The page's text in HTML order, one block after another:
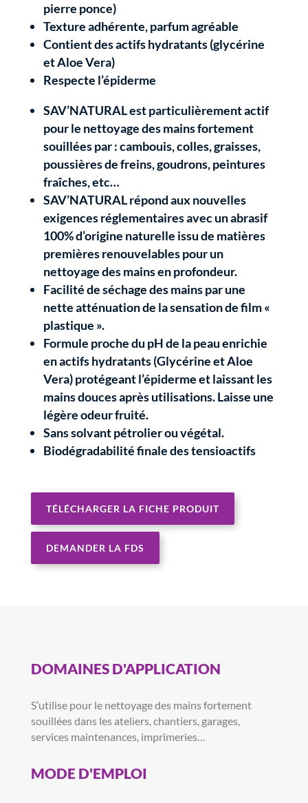
pierre ponce)
Texture adhérente, parfum agréable
Contient des actifs hydratants (glycérine
et Aloe Vera)
Respecte l’épiderme
SAV’NATURAL est particulièrement actif
pour le nettoyage des mains fortement
souillées par : cambouis, colles, graisses,
poussières de freins, goudrons, peintures
fraîches, etc…
SAV’NATURAL répond aux nouvelles
exigences réglementaires avec un abrasif
100% d’origine naturelle issu de matières
premières renouvelables pour un
nettoyage des mains en profondeur.
Facilité de séchage des mains par une
nette atténuation de la sensation de film «
plastique ».
Formule proche du pH de la peau enrichie
en actifs hydratants (Glycérine et Aloe
Vera) protégeant l’épiderme et laissant les
mains douces après utilisations. Laisse une
légère odeur fruité.
Sans solvant pétrolier ou végétal.
Biodégradabilité finale des tensioactifs
TÉLÉCHARGER LA FICHE PRODUIT
DEMANDER LA FDS
DOMAINES D'APPLICATION
S’utilise pour le nettoyage des mains fortement
souillées dans les ateliers, chantiers, garages,
services maintenances, imprimeries…
MODE D'EMPLOI